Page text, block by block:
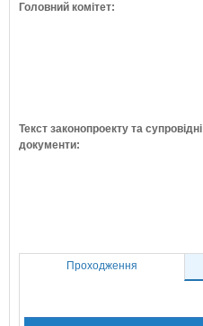
Головний комітет:
Текст законопроекту та супровідні
документи:
Проходження